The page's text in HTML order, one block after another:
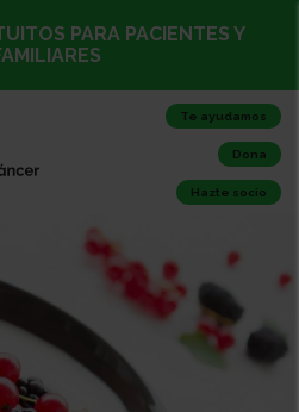
PARA PACIENTES Y
Te ayudamos
Dona
Hazte socio